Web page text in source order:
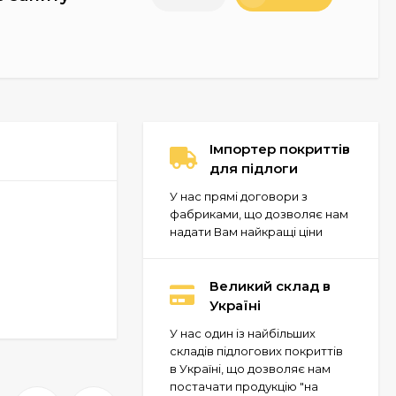
Імпортер покриттів
для підлоги
У нас прямі договори з
фабриками, що дозволяє нам
надати Вам найкращі ціни
Великий склад в
Україні
У нас один із найбільших
складів підлогових покриттів
в Україні, що дозволяє нам
постачати продукцію "на